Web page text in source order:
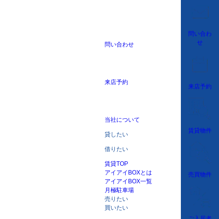
問い合わせ
来店予約
当社について
貸したい
借りたい
賃貸TOP
アイアイBOXとは
アイアイBOX一覧
月極駐車場
売りたい
買いたい
問い合わ
せ
来店予約
賃貸物件
売買物件